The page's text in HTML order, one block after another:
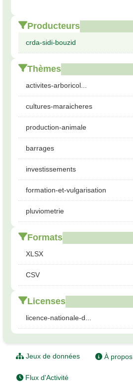
Producteurs
crda-sidi-bouzid
Thèmes
activites-arboricol...
cultures-maraicheres
production-animale
barrages
investissements
formation-et-vulgarisation
pluviometrie
Formats
XLSX
CSV
Licenses
licence-nationale-d...
Jeux de données À propos
Flux d'Activité